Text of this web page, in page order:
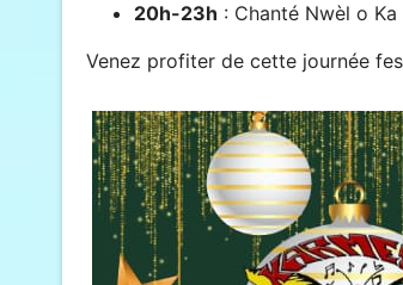
20h-23h : Chanté Nwèl o
Venez profiter de cette journée